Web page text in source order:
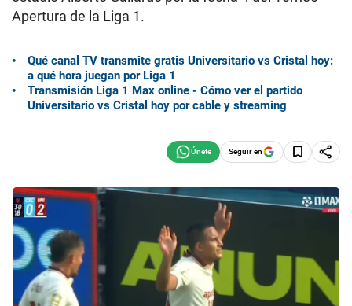
Apertura de la Liga 1.
Qué canal TV transmite gratis Universitario vs Cristal hoy:
a qué hora juegan por Liga 1
Transmisión Liga 1 Max online - Cómo ver el partido
Universitario vs Cristal hoy por cable y streaming
Seguir en